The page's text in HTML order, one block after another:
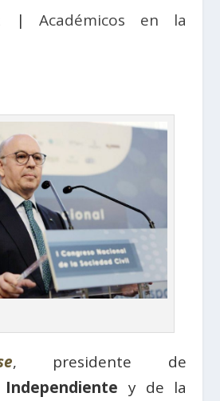
|Académicos en la
, presidente de
Independiente y de la